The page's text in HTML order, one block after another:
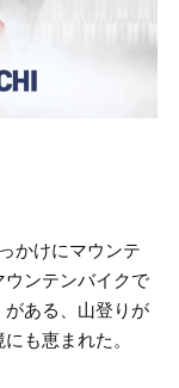
かけにマウンテ
ウンテンバイクで
ある、山登りが
も恵まれた。